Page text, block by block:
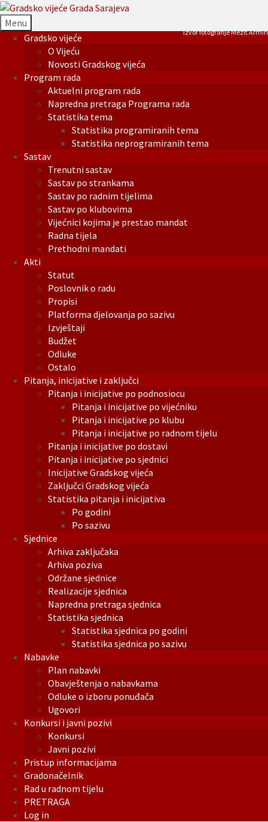
Menu
Gradsko vijeće
O Vijeću
Novosti Gradskog vijeća
Program rada
Aktuelni program rada
Napredna pretraga Programa rada
Statistika tema
Statistika programiranih tema
Statistika neprogramiranih tema
Sastav
Trenutni sastav
Sastav po strankama
Sastav po radnim tijelima
Sastav po klubovima
Vijećnici kojima je prestao mandat
Radna tijela
Prethodni mandati
Akti
Statut
Poslovnik o radu
Propisi
Platforma djelovanja po sazivu
Izvještaji
Budžet
Odluke
Ostalo
Pitanja, inicijative i zaključci
Pitanja i inicijative po podnosiocu
Pitanja i inicijative po vijećniku
Pitanja i inicijative po klubu
Pitanja i inicijative po radnom tijelu
Pitanja i inicijative po dostavi
Pitanja i inicijative po sjednici
Inicijative Gradskog vijeća
Zaključci Gradskog vijeća
Statistika pitanja i inicijativa
Po godini
Po sazivu
Sjednice
Arhiva zaključaka
Arhiva poziva
Održane sjednice
Realizacije sjednica
Napredna pretraga sjednica
Statistika sjednica
Statistika sjednica po godini
Statistika sjednica po sazivu
Nabavke
Plan nabavki
Obavještenja o nabavkama
Odluke o izboru ponuđača
Ugovori
Konkursi i javni pozivi
Konkursi
Javni pozivi
Pristup informacijama
Gradonačelnik
Rad u radnom tijelu
PRETRAGA
Log in
Izvor fotografije Mezit Armin